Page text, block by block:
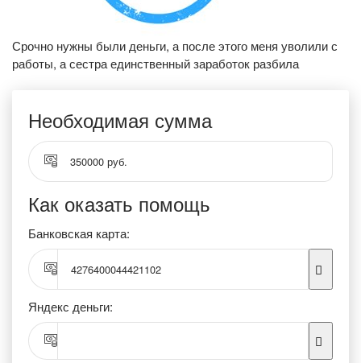
Срочно нужны были деньги, а после этого меня уволили с
работы, а сестра единственный заработок разбила
Необходимая сумма
350000 руб.
Как оказать помощь
Банковская карта:
4276400044421102
Яндекс деньги: